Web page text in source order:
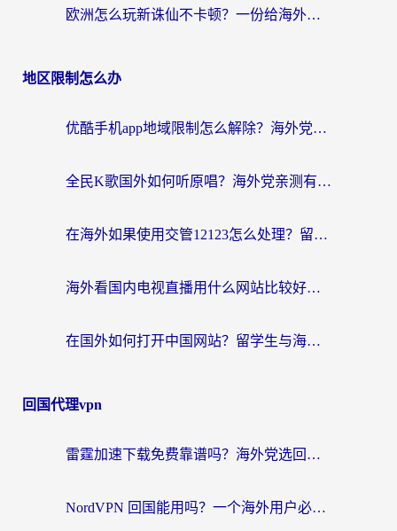
欧洲怎么玩新诛仙不卡顿？一份给海外游子的国服游戏畅玩指南
地区限制怎么办
优酷手机app地域限制怎么解除？海外党亲测有效的追剧方案
全民K歌国外如何听原唱？海外党亲测有效的回国加速器选择指南
在海外如果使用交管12123怎么处理？留学生亲测有效的回国加速方案
海外看国内电视直播用什么网站比较好？一篇解决你所有追剧难题的实用指南
在国外如何打开中国网站？留学生与海外华人的无缝访问指南
回国代理vpn
雷霆加速下载免费靠谱吗？海外党选回国加速器的避坑指南（附热门工具对比）
NordVPN 回国能用吗？一个海外用户必须面对的真实困境